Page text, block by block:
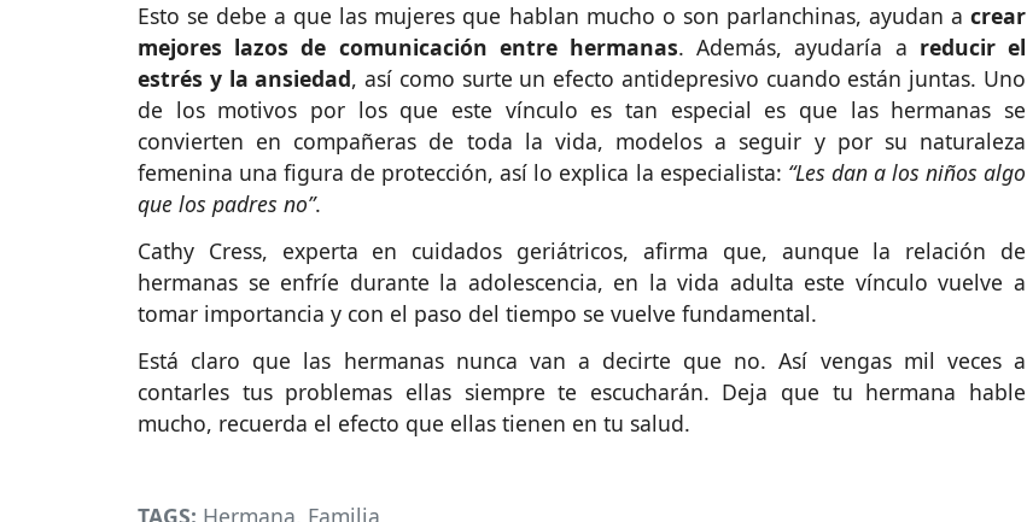
Esto se debe a que las mujeres que hablan mucho o son parlanchinas, ayudan a crear
mejores lazos de comunicación entre hermanas. Además, ayudaría a reducir el
estrés y la ansiedad, así como surte un efecto antidepresivo cuando están juntas. Uno
de los motivos por los que este vínculo es tan especial es que las hermanas se
convierten en compañeras de toda la vida, modelos a seguir y por su naturaleza
femenina una figura de protección, así lo explica la especialista: “Les dan a los niños algo
que los padres no”.
Cathy Cress, experta en cuidados geriátricos, afirma que, aunque la relación de
hermanas se enfríe durante la adolescencia, en la vida adulta este vínculo vuelve a
tomar importancia y con el paso del tiempo se vuelve fundamental.
Está claro que las hermanas nunca van a decirte que no. Así vengas mil veces a
contarles tus problemas ellas siempre te escucharán. Deja que tu hermana hable
mucho, recuerda el efecto que ellas tienen en tu salud.